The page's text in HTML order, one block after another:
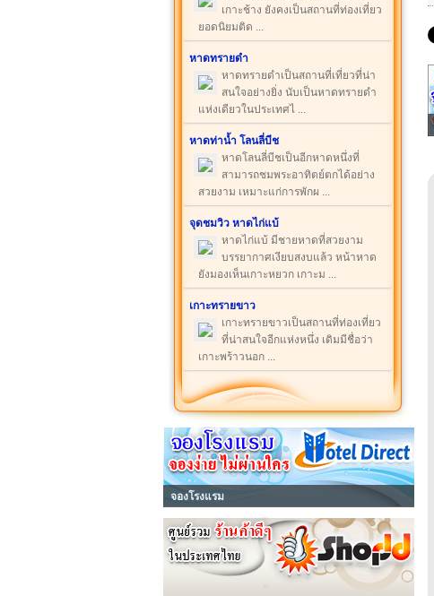
เกาะช้าง ยังคงเป็นสถานที่ท่องเที่ยว
ยอดนิยมติด ...
หาดทรายดำ
หาดทรายดำเป็นสถานที่เที่ยวที่น่า
สนใจอย่างยิ่ง นับเป็นหาดทรายดำ
แห่งเดียวในประเทศไ ...
หาดท่าน้ำ โลนลี่บีช
หาดโลนลี่บีชเป็นอีกหาดหนึ่งที่
สามารถชมพระอาทิตย์ตกได้อย่าง
สวยงาม เหมาะแก่การพักผ ...
จุดชมวิว หาดไก่แบ้
หาดไก่แบ้ มีชายหาดที่สวยงาม
บรรยากาศเงียบสงบแล้ว หน้าหาด
ยังมองเห็นเกาะหยวก เกาะม ...
เกาะทรายขาว
เกาะทรายขาวเป็นสถานที่ท่องเที่ยว
ที่น่าสนใจอีกแห่งหนึ่ง เดิมมีชื่อว่า
เกาะพร้าวนอก ...
จองโรงแรม